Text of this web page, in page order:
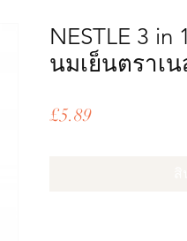
NESTLE 3 in
นมเย็นตราเน
£5.89ราคา